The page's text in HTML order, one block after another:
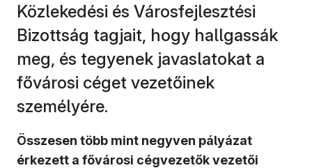
Közlekedési és Városfejlesztési
Bizottság tagjait, hogy hallgassák
meg, és tegyenek javaslatokat a
fővárosi céget vezetőinek
személyére.
Összesen több mint negyven pályázat
érkezett a fővárosi cégvezetők vezetői